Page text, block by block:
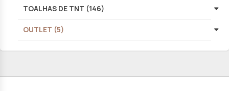
TOALHAS DE TNT (146)
OUTLET (5)